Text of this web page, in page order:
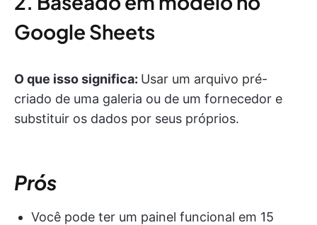
Google Sheets
O que isso significa: Usar um arquivo pré-
criado de uma galeria ou de um fornecedor e
substituir os dados por seus próprios.
Prós
Você pode ter um painel funcional em 15